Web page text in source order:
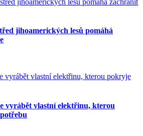
jihoamerických lesů pomáhá
vyrábět vlastní elektřinu, kterou